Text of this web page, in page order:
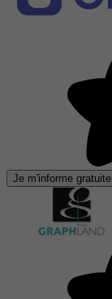
Je m'informe